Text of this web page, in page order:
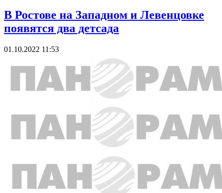
В Ростове на Западном и Левенцовке
появятся два детсада
01.10.2022 11:53